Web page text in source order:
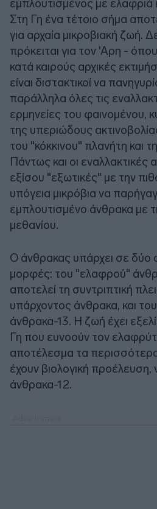
εμπλουτισμένος με
Στη Γη ένα τέτοιο σήμα
για αρχαία μικροβιακή ζωή.
πρόκειται για τον 'Αρη -
κατά καιρούς αρχικές
είναι διστακτικοί να
παράλληλα όλες τις
ερμηνείες του φαινομένου,
της υπεριώδους
του "κόκκινου" πλανήτη και
Πάντως και οι εναλλακτικές
εξίσου "εξωτικές" με την
υπόγεια μικρόβια να
εμπλουτισμένο άνθρακα με
μεθανίου.
Ο άνθρακας υπάρχει σε δύο
μορφές: του "ελαφρού"
αποτελεί τη συντριπτική
υπάρχοντος άνθρακα, και
άνθρακα-13. Η ζωή έχει
Γη που ευνοούν τον
αποτέλεσμα τα
έχουν βιολογική προέλευση,
άνθρακα-12.